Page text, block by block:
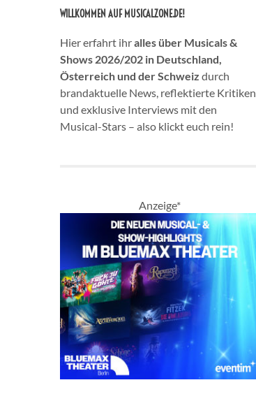
WILLKOMMEN AUF MUSICALZONE.DE!
Hier erfahrt ihralles über Musicals &
Shows 2026/202 in Deutschland,
Österreich und der Schweiz durch
brandaktuelle News, reflektierte Kritiken
und exklusive Interviews mit den
Musical-Stars – also klickt euch rein!
Anzeige*